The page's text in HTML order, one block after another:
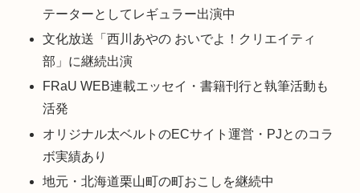
テーターとしてレギュラー出演中
文化放送「西川あやの おいでよ！クリエイティ
部」に継続出演
FRaU WEB連載エッセイ・書籍刊行と執筆活動も
活発
オリジナル太ベルトのECサイト運営・PJとのコラ
ボ実績あり
地元・北海道栗山町の町おこしを継続中